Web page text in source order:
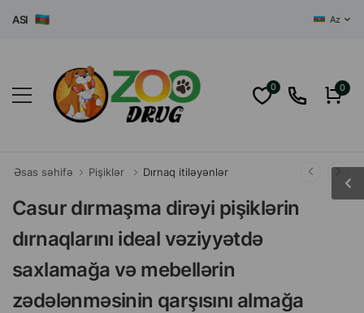
Az
0 0
Əsas səhifə Pişiklər Dırnaq itiləyənlər
Casur dırmaşma dirəyi pişiklərin
dırnaqlarını ideal vəziyyətdə
saxlamağa və mebellərin
zədələnməsinin qarşısını almağa